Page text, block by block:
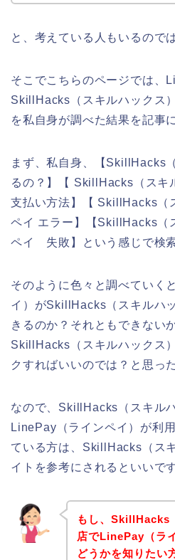
と、考えている人もいるので
そこでこちらのページでは、
SkillHacks（スキルハックス
を私自身が調べた結果を記事
まず、私自身、【SkillHacks
るの？】【 SkillHacks（ス
支払い方法】【 SkillHacks（
ペイ エラー】【SkillHacks（
ペイ 失敗】という感じで検
そのように色々と調べていく
イ）がSkillHacks（スキルハ
きるのか？それともできない
SkillHacks（スキルハックス
クすればいいのでは？と思っ
なので、SkillHacks（スキル
LinePay（ラインペイ）が利
ている方は、SkillHacks（ス
イトを参考にされるといいで
もし、SkillHacks
店でLinePay（ラ
どうかを知りたい